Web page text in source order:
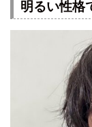
明るい性格